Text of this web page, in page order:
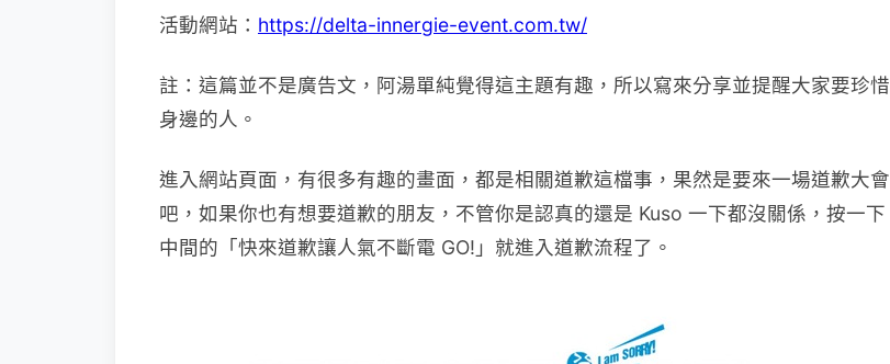
活動網站： https://delta-innergie-event.com.tw/
註：這篇並不是廣告文，阿湯單純覺得這主題有趣，所以寫來分享並提醒大家要珍惜
身邊的人。
進入網站頁面，有很多有趣的畫面，都是相關道歉這檔事，果然是要來一場道歉大會
吧，如果你也有想要道歉的朋友，不管你是認真的還是 Kuso 一下都沒關係，按一下
中間的「快來道歉讓人氣不斷電 GO!」就進入道歉流程了。